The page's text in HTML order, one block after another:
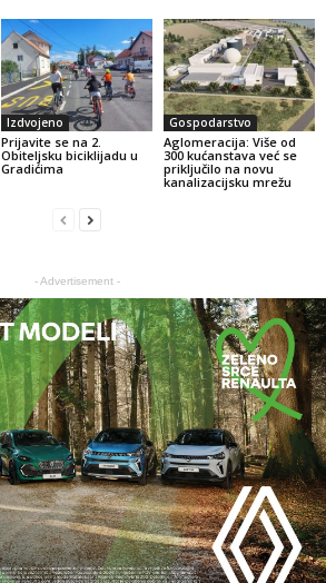
Izdvojeno
Prijavite se na 2.
Obiteljsku biciklijadu u
Gradićima
Gospodarstvo
Aglomeracija: Više od
300 kućanstava već se
priključilo na novu
kanalizacijsku mrežu
- Advertisement -